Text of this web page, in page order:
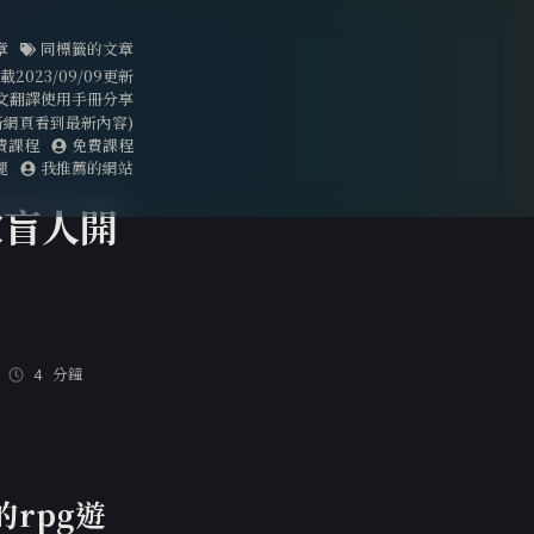
同標籤的文章
2023/09/09更新
翻譯使用手冊分享
頁看到最新內容)
課程
免費課程
我推薦的網站
人開
4 分鐘
rpg遊